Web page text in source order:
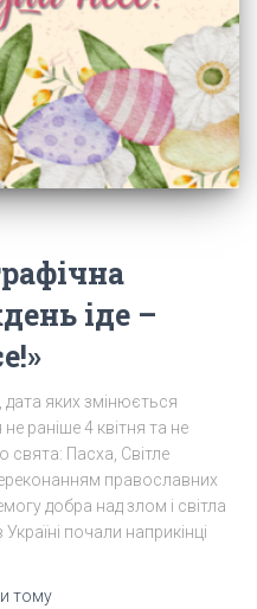
іде –
яких змінюється
раніше 4 квітня та не
свята: Пасха, Світле
православних
добра над злом і світла
почали наприкінці
тому